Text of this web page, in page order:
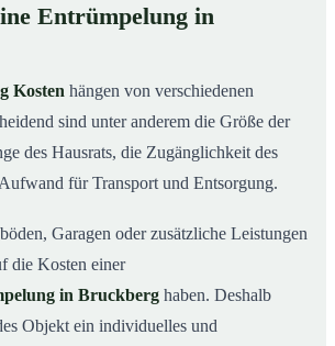
Entrümpelung in
Kosten hängen von verschiedenen
sind unter anderem die Größe der
des Hausrats, die Zugänglichkeit des
für Transport und Entsorgung.
Garagen oder zusätzliche Leistungen
die Kosten einer
in Bruckberg haben. Deshalb
Objekt ein individuelles und